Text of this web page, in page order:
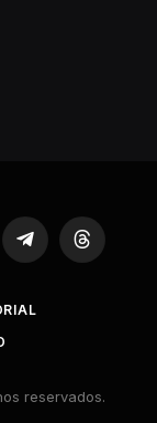
TelegramThreads
reservados.